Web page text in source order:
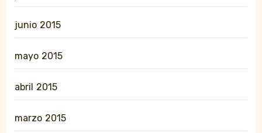
junio 2015
mayo 2015
abril 2015
marzo 2015